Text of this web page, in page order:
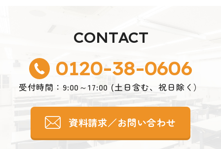
CONTACT
0120-38-0606
受付時間：9:00～17:00 (土日含む、祝日除く）
資料請求／お問い合わせ